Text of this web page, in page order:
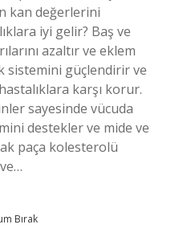
kan değerlerini
iyi gelir? Baş ve
azaltır ve eklem
sistemini güçlendirir ve
karşı korur.
sayesinde vücuda
destekler ve mide ve
paça kolesterolü
Bırak